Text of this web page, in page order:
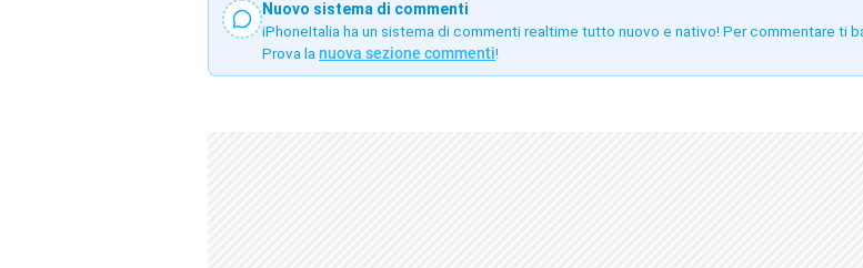
Nuovo sistema di commenti
iPhoneItalia ha un sistema di commenti realtime tutto nuovo e nativo! Per commentare ti
Prova la nuova sezione commenti!